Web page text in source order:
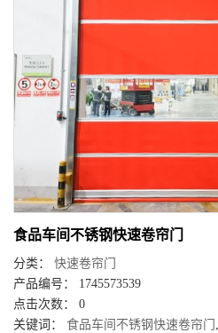
食品车间不锈钢快速卷帘门
分类： 快速卷帘门
产品编号： 1745573539
点击次数： 0
关键词： 食品车间不锈钢快速卷帘门